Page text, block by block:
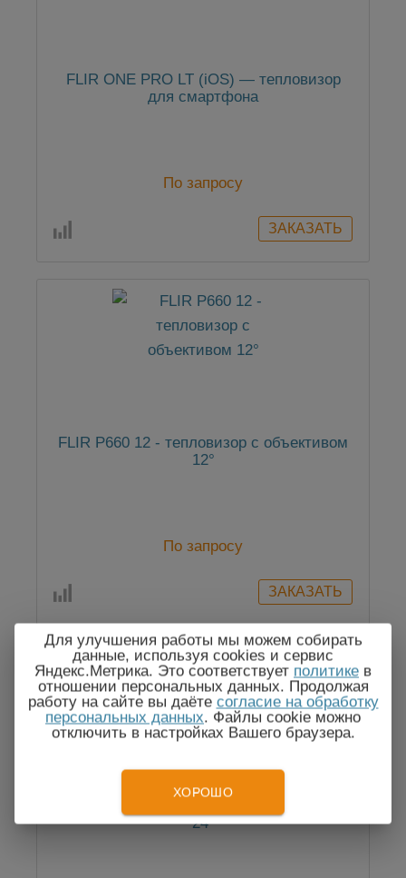
FLIR ONE PRO LT (iOS) — тепловизор
для смартфона
По запросу
FLIR P660 12 - тепловизор c объективом
12°
По запросу
24°
Для улучшения работы мы можем собирать
данные, используя cookies и сервис
Яндекс.Метрика. Это соответствует политике в
отношении персональных данных. Продолжая
работу на сайте вы даёте согласие на обработку
персональных данных. Файлы cookie можно
отключить в настройках Вашего браузера.
ХОРОШО